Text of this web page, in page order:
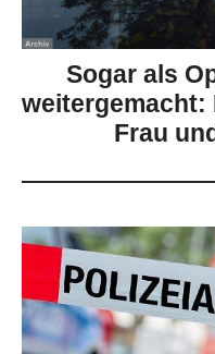
Sogar als
Frau